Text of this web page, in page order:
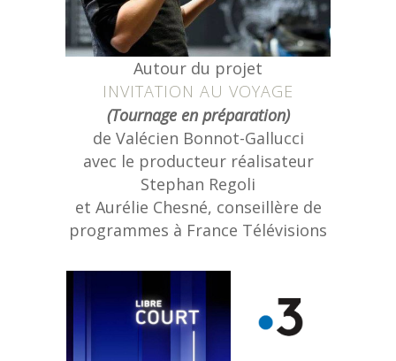
Autour du projet
INVITATION AU VOYAGE
(Tournage en préparation)
de Valécien Bonnot-Gallucci
avec le producteur réalisateur
Stephan Regoli
et Aurélie Chesné, conseillère de
programmes à France Télévisions